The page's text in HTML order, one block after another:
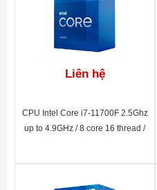
Liên hệ
CPU Intel Core i7-11700F 2.5Ghz
up to 4.9GHz / 8 core 16 thread /